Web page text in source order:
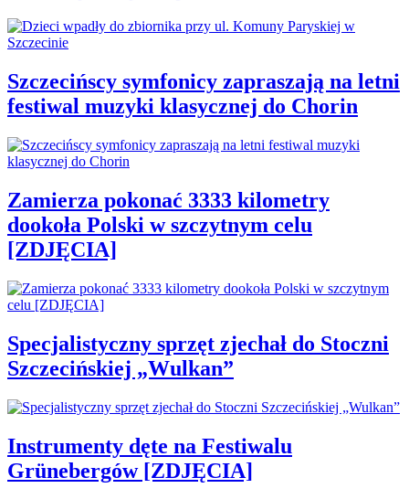
Szczecińscy symfonicy zapraszają na letni
festiwal muzyki klasycznej do Chorin
Zamierza pokonać 3333 kilometry
dookoła Polski w szczytnym celu
[ZDJĘCIA]
Specjalistyczny sprzęt zjechał do Stoczni
Szczecińskiej „Wulkan”
Instrumenty dęte na Festiwalu
Grünebergów [ZDJĘCIA]